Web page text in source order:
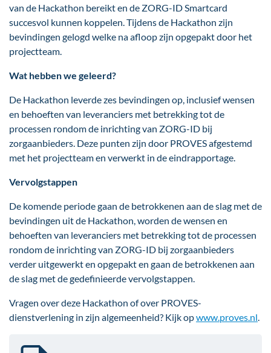
van de Hackathon bereikt en de ZORG-ID Smartcard
succesvol kunnen koppelen. Tijdens de Hackathon zijn
bevindingen gelogd welke na afloop zijn opgepakt door het
projectteam.
Wat hebben we geleerd?
De Hackathon leverde zes bevindingen op, inclusief wensen
en behoeften van leveranciers met betrekking tot de
processen rondom de inrichting van ZORG-ID bij
zorgaanbieders. Deze punten zijn door PROVES afgestemd
met het projectteam en verwerkt in de eindrapportage.
Vervolgstappen
De komende periode gaan de betrokkenen aan de slag met de
bevindingen uit de Hackathon, worden de wensen en
behoeften van leveranciers met betrekking tot de processen
rondom de inrichting van ZORG-ID bij zorgaanbieders
verder uitgewerkt en opgepakt en gaan de betrokkenen aan
de slag met de gedefinieerde vervolgstappen.
Vragen over deze Hackathon of over PROVES-
dienstverlening in zijn algemeenheid? Kijk opwww.proves.nl.